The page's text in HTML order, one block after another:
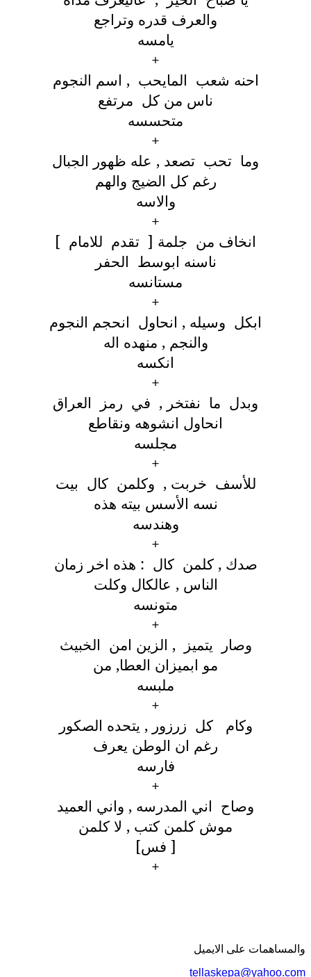
والعرف قدره وتراجع
يامسه
+
احنه شعب المايحب , اسم النجوم
ناس من كل مرتفع
متحسسه
+
وما تحب تصعد , عله ظهور الجبال
رغم كل الضيج والهم
والاسه
+
انخاف من جلمة [ تقدم للامام ]
ناسنه ابوسط الحفر
مستانسه
+
ابكل وسيله , انحاول انحجم النجوم
والنجم , منهده اله
انكسه
+
وبدل ما نفتخر , في رمز العراق
انحاول انشوهه ونقاطع
مجلسه
+
للأسف خربت , وكلمن كال بيت
نسه الأسس بيته هذه
وهندسه
+
صدك , كلمن كال : هذه اخر زمان
الناس , عالكال وكلت
متونسه
+
وصار يتميز , الزين امن الخبيث
مو ابميزان العطا, من
ملبسه
+
وكام كل زرزور , يتحده الصكور
رغم ان الوطن يعرف
فارسه
+
وصاح اني المدرسه , واني العميد
موش كلمن كتب , لا كلمن
[ فس]
+
والمساهمات علی الایمیل
tellaskepa@yahoo.com